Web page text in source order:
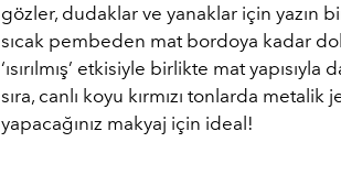
gözler, dudaklar ve yanaklar için yazın
sıcak pembeden mat bordoya kadar
‘ısırılmış’ etkisiyle birlikte mat
sıra, canlı koyu kırmızı tonlarda metalik
yapacağınız makyaj için ideal!